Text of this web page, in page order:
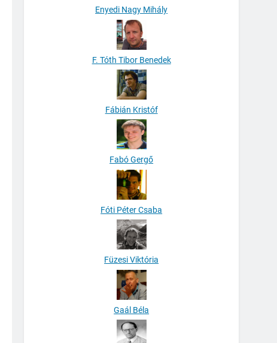
Enyedi Nagy Mihály
F. Tóth Tibor Benedek
Fábián Kristóf
Fabó Gergő
Fóti Péter Csaba
Füzesi Viktória
Gaál Béla